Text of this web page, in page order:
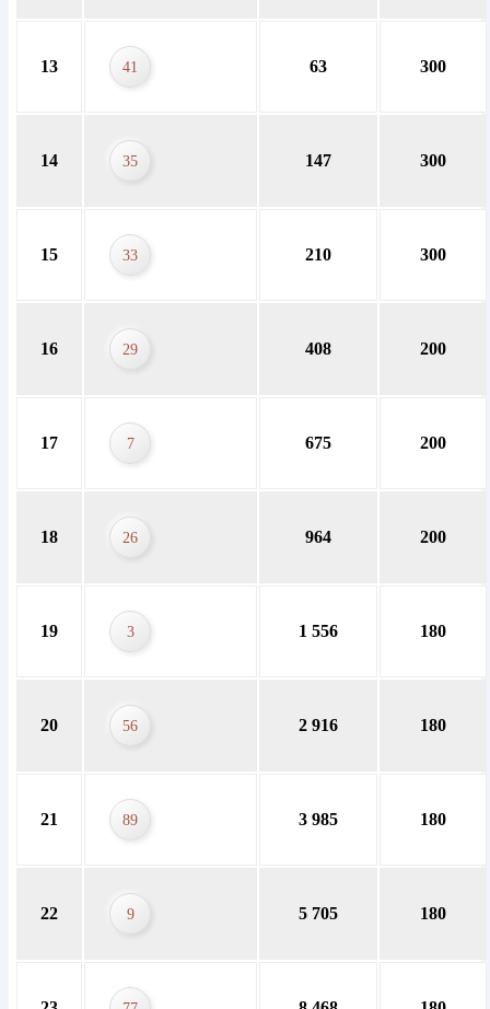
13 41 63 300
14 35 147 300
15 33 210 300
16 29 408 200
17 7 675 200
18 26 964 200
19 3 1 556 180
20 56 2 916 180
21 89 3 985 180
22 9 5 705 180